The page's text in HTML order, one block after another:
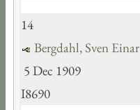
14
Bergdahl, Sven Einar
5 Dec 1909
I8690